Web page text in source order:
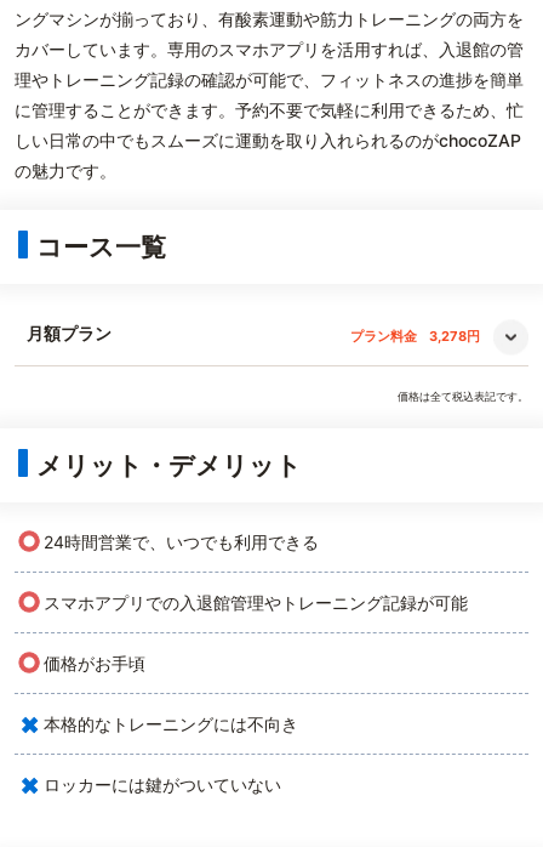
ングマシンが揃っており、有酸素運動や筋力トレーニングの両方を
カバーしています。専用のスマホアプリを活用すれば、入退館の管
理やトレーニング記録の確認が可能で、フィットネスの進捗を簡単
に管理することができます。予約不要で気軽に利用できるため、忙
しい日常の中でもスムーズに運動を取り入れられるのがchocoZAP
の魅力です。
コース一覧
月額プラン プラン料金 3,278円
価格は全て税込表記です。
メリット・デメリット
○ 24時間営業で、いつでも利用できる
○ スマホアプリでの入退館管理やトレーニング記録が可能
○価格がお手頃
× 本格的なトレーニングには不向き
× ロッカーには鍵がついていない